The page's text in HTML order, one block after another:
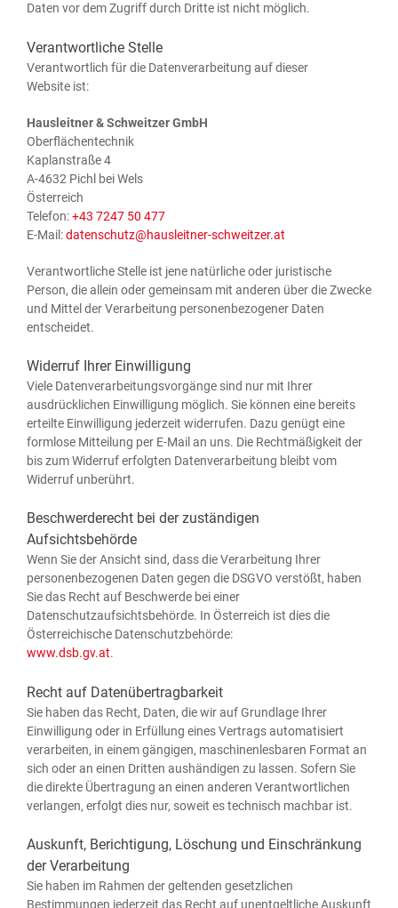
Daten vor dem Zugriff durch Drit­te ist nicht möglich.
Verantwortliche Stelle
Ver­ant­wort­lich für die Daten­ver­ar­bei­tung auf die­ser
Web­site ist:
Haus­leit­ner & Schweit­zer GmbH
Oberflächentechnik
Kaplan­stra­ße 4
A‑4632 Pichl bei Wels
Österreich
Tele­fon:+43 7247 50 477
E‑Mail:datenschutz@hausleitner-schweitzer.at
Ver­ant­wort­li­che Stel­le ist jene natür­li­che oder juris­ti­sche
Per­son, die allein oder gemein­sam mit ande­ren über die Zwe­cke
und Mit­tel der Ver­ar­bei­tung per­so­nen­be­zo­ge­ner Daten
entscheidet.
Widerruf Ihrer Einwilligung
Vie­le Daten­ver­ar­bei­tungs­vor­gän­ge sind nur mit Ihrer
aus­drück­li­chen Ein­wil­li­gung mög­lich. Sie kön­nen eine bereits
erteil­te Ein­wil­li­gung jeder­zeit wider­ru­fen. Dazu genügt eine
form­lo­se Mit­tei­lung per E‑Mail an uns. Die Recht­mä­ßig­keit der
bis zum Wider­ruf erfolg­ten Daten­ver­ar­bei­tung bleibt vom
Wider­ruf unberührt.
Beschwerderecht bei der zuständigen
Aufsichtsbehörde
Wenn Sie der Ansicht sind, dass die Ver­ar­bei­tung Ihrer
per­so­nen­be­zo­ge­nen Daten gegen die DSGVO ver­stößt, haben
Sie das Recht auf Beschwer­de bei einer
Daten­schutz­auf­sichts­be­hör­de. In Öster­reich ist dies die
Öster­rei­chi­sche Datenschutzbehörde:
www.dsb.gv.at.
Recht auf Datenübertragbarkeit
Sie haben das Recht, Daten, die wir auf Grund­la­ge Ihrer
Ein­wil­li­gung oder in Erfül­lung eines Ver­trags auto­ma­ti­siert
ver­ar­bei­ten, in einem gän­gi­gen, maschi­nen­les­ba­ren For­mat an
sich oder an einen Drit­ten aus­hän­di­gen zu las­sen. Sofern Sie
die direk­te Über­tra­gung an einen ande­ren Ver­ant­wort­li­chen
ver­lan­gen, erfolgt dies nur, soweit es tech­nisch mach­bar ist.
Auskunft, Berichtigung, Löschung und Einschränkung
der Verarbeitung
Sie haben im Rah­men der gel­ten­den gesetz­li­chen
Bestim­mun­gen jeder­zeit das Recht auf unent­gelt­li­che Aus­kunft